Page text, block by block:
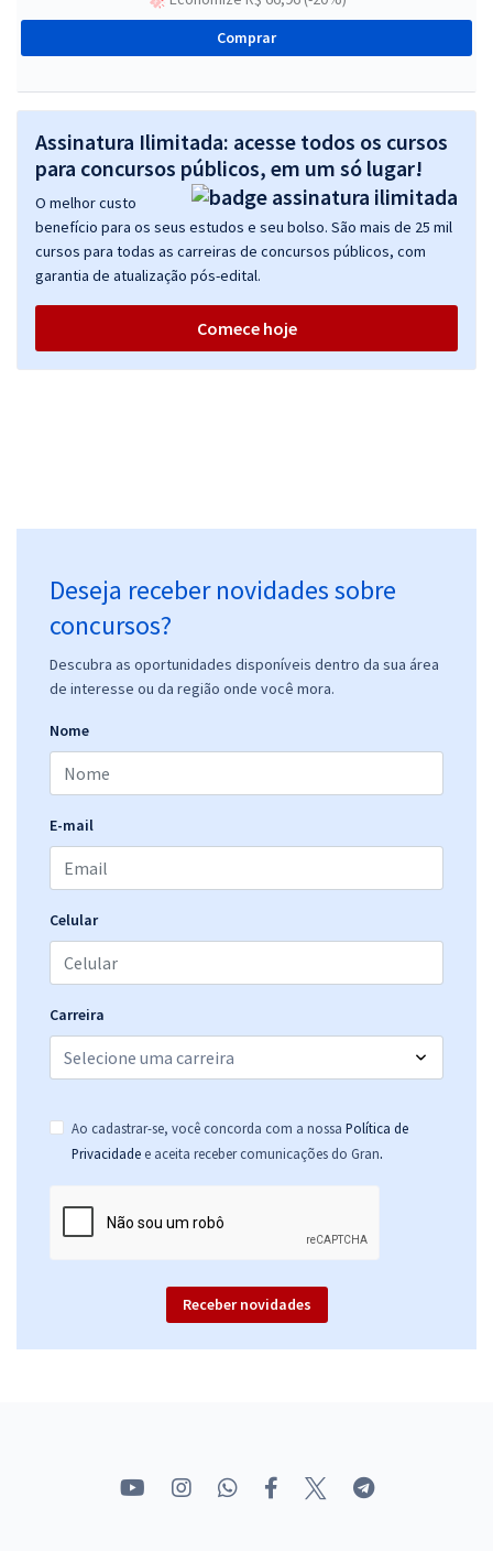
Comprar
Assinatura Ilimitada: acesse todos os cursos
para concursos públicos, em um só lugar!
O melhor custo
benefício para os seus estudos e seu bolso. São mais de 25 mil
cursos para todas as carreiras de concursos públicos, com
garantia de atualização pós-edital.
Comece hoje
Deseja receber novidades sobre
concursos?
Descubra as oportunidades disponíveis dentro da sua área
de interesse ou da região onde você mora.
Nome
E-mail
Celular
Carreira
Ao cadastrar-se, você concorda com a nossa Política de
Privacidade e aceita receber comunicações do Gran.
Receber novidades